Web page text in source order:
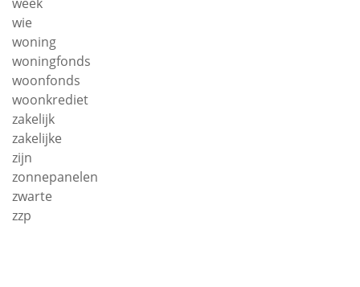
wie
woning
woningfonds
woonfonds
woonkrediet
zakelijk
zakelijke
zijn
zonnepanelen
zwarte
zzp